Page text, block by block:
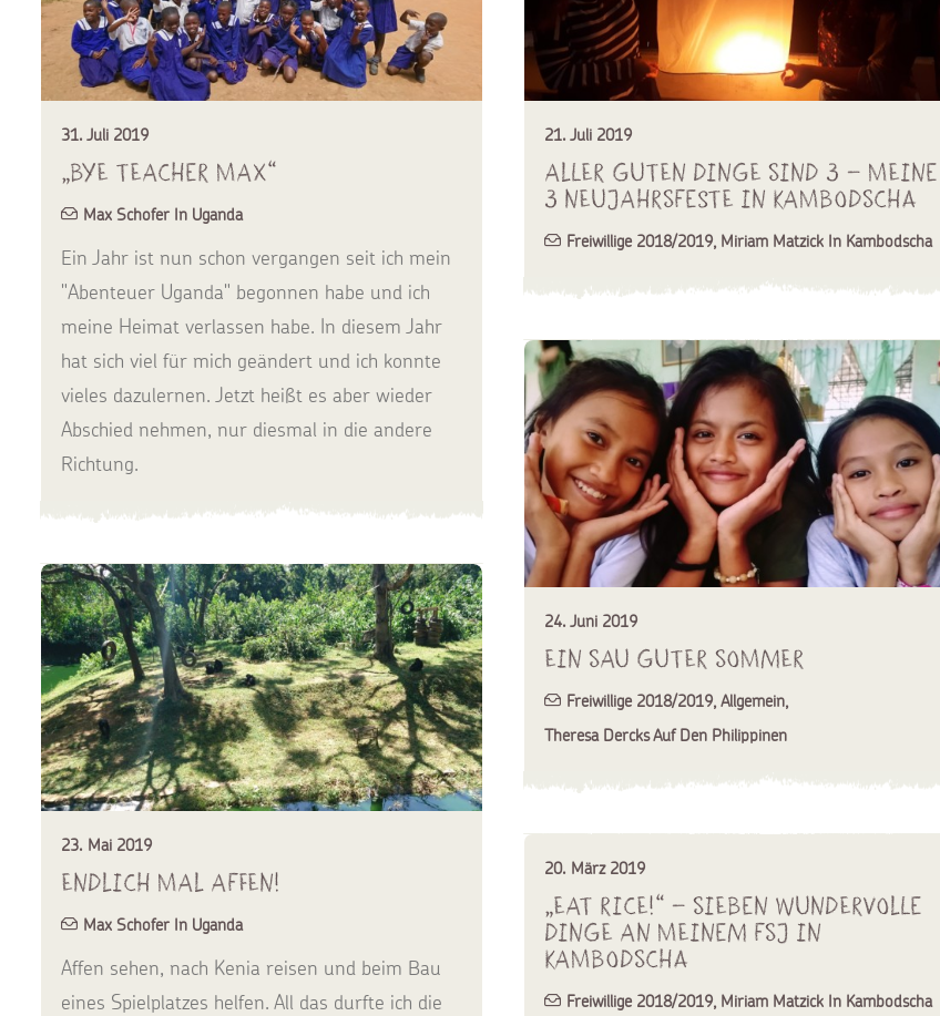
31. Juli 2019
„Bye Teacher Max“
Max Schofer In Uganda
Ein Jahr ist nun schon vergangen seit ich mein
"Abenteuer Uganda" begonnen habe und ich
meine Heimat verlassen habe. In diesem Jahr
hat sich viel für mich geändert und ich konnte
vieles dazulernen. Jetzt heißt es aber wieder
Abschied nehmen, nur diesmal in die andere
Richtung.
21. Juli 2019
Aller guten Dinge sind 3 – Meine
3 Neujahrsfeste in Kambodscha
Freiwillige 2018/2019, Miriam Matzick In Kambodscha
24. Juni 2019
Ein SAU guter SOMMER
Freiwillige 2018/2019, Allgemein,
Theresa Dercks Auf Den Philippinen
23. Mai 2019
Endlich mal Affen!
Max Schofer In Uganda
Affen sehen, nach Kenia reisen und beim Bau
eines Spielplatzes helfen. All das durfte ich die
20. März 2019
„Eat rice!“ – Sieben wundervolle
Dinge an meinem FSJ in
Kambodscha
Freiwillige 2018/2019, Miriam Matzick In Kambodscha